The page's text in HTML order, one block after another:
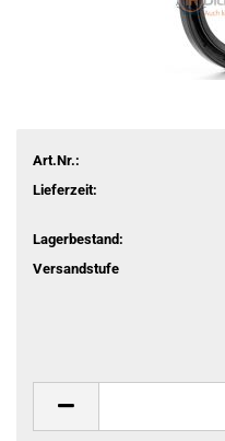
Art.Nr.:
Lieferzeit:
Lagerbestand:
Versandstufe